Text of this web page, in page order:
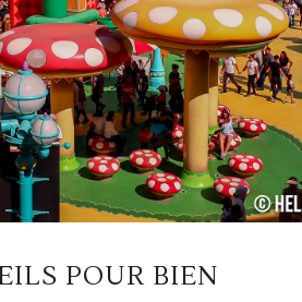
POUR BIEN